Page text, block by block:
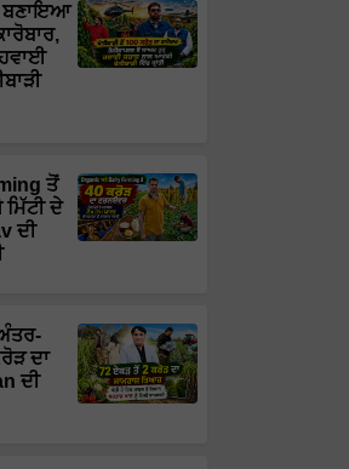
ਬਣਾਇਆ
ਤੋਂ
ਦੇ
ਦੀ
ਦਾ
ਦੀ